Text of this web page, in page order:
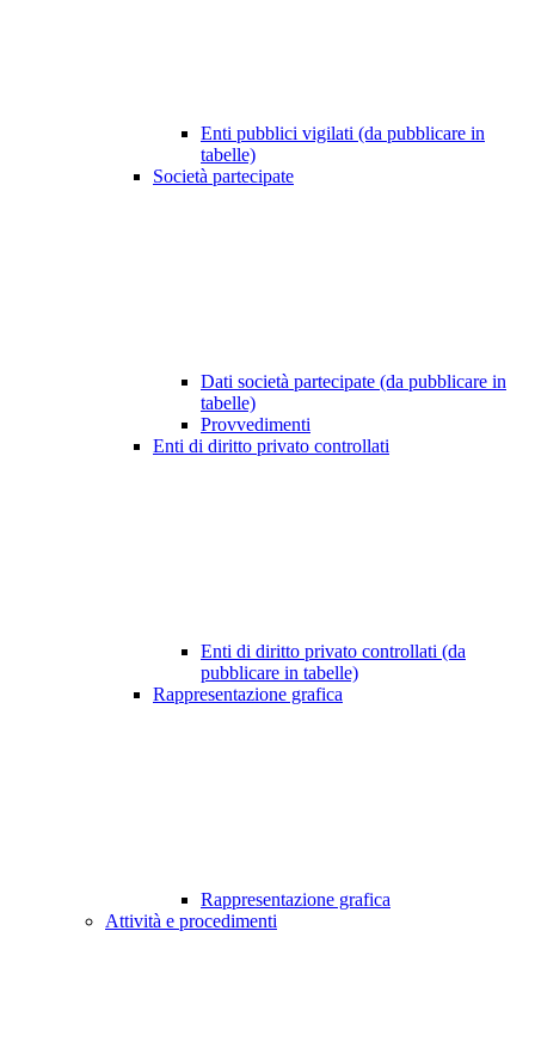
Enti pubblici vigilati (da pubblicare in
tabelle)
Società partecipate
Dati società partecipate (da pubblicare in
tabelle)
Provvedimenti
Enti di diritto privato controllati
Enti di diritto privato controllati (da
pubblicare in tabelle)
Rappresentazione grafica
Rappresentazione grafica
Attività e procedimenti